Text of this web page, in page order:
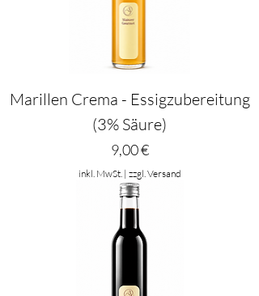
Marillen Crema - Essigzubereitung
(3% Säure)
Preis
9,00 €
inkl. MwSt.| zzgl. Versand